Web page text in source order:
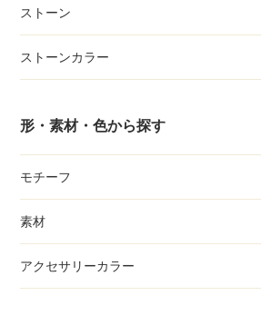
ストーン
ストーンカラー
形・素材・色から探す
モチーフ
素材
アクセサリーカラー